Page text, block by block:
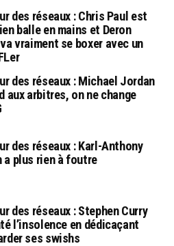
des réseaux : Chris Paul est
balle en mains et Deron
vraiment se boxer avec un
des réseaux : Michael Jordan
aux arbitres, on ne change
des réseaux : Karl-Anthony
a plus rien à foutre
des réseaux : Stephen Curry
l’insolence en dédicaçant
ses swishs